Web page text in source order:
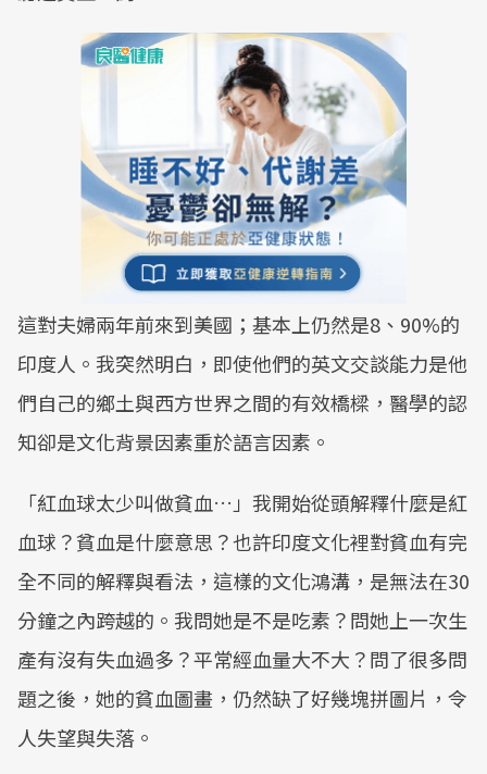
這對夫婦兩年前來到美國；基本上仍然是8、90%的
印度人。我突然明白，即使他們的英文交談能力是他
們自己的鄉土與西方世界之間的有效橋樑，醫學的認
知卻是文化背景因素重於語言因素。
「紅血球太少叫做貧血…」我開始從頭解釋什麼是紅
血球？貧血是什麼意思？也許印度文化裡對貧血有完
全不同的解釋與看法，這樣的文化鴻溝，是無法在30
分鐘之內跨越的。我問她是不是吃素？問她上一次生
產有沒有失血過多？平常經血量大不大？問了很多問
題之後，她的貧血圖畫，仍然缺了好幾塊拼圖片，令
人失望與失落。